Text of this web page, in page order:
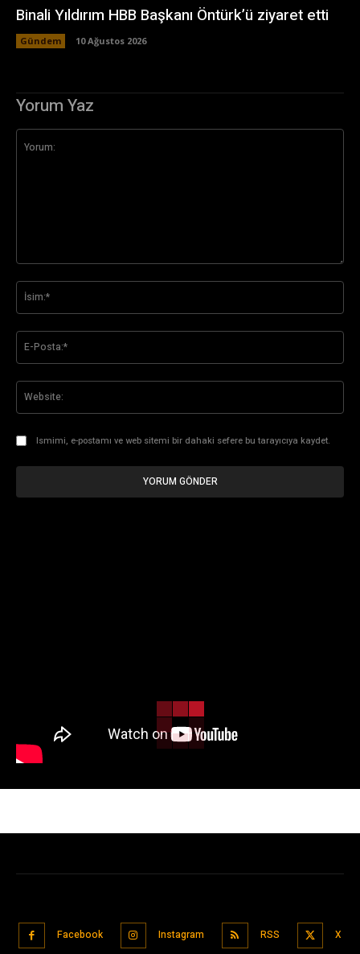
Binali Yıldırım HBB Başkanı Öntürk’ü ziyaret etti
Gündem 10 Ağustos 2026
Yorum Yaz
Ismimi, e-postamı ve web sitemi bir dahaki sefere bu tarayıcıya kaydet.